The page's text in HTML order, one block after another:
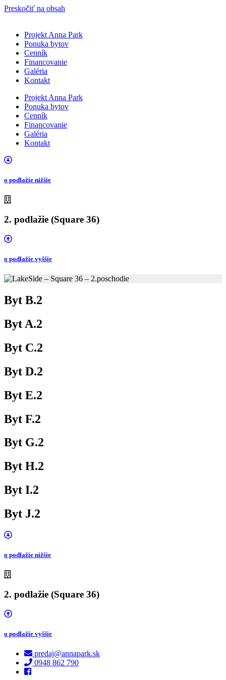
Preskočiť na obsah
Projekt Anna Park
Ponuka bytov
Cenník
Financovanie
Galéria
Kontakt
Projekt Anna Park
Ponuka bytov
Cenník
Financovanie
Galéria
Kontakt
o podlažie nižšie
2. podlažie (Square 36)
o podlažie vyššie
Byt B.2
Byt A.2
Byt C.2
Byt D.2
Byt E.2
Byt F.2
Byt G.2
Byt H.2
Byt I.2
Byt J.2
o podlažie nižšie
2. podlažie (Square 36)
o podlažie vyššie
predaj@annapark.sk
0948 862 790